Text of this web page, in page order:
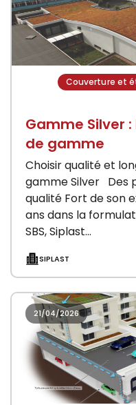
Couverture et
Gamme Silver
de gamme
Choisir qualité et
gamme Silver Des
qualité Fort de son
ans dans la
SBS, Siplast…
SIPLAST
21/04/2026